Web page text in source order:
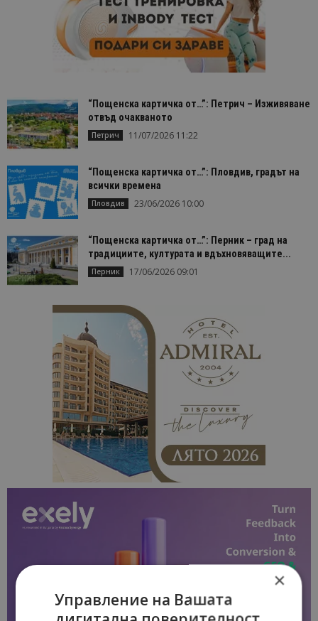
“Пощенска картичка от…”: Петрич – Изживяване
отвъд очакваното
Петрич 11/07/2026 11:22
“Пощенска картичка от…”: Пловдив, градът на
всички времена
Пловдив 23/06/2026 10:00
“Пощенска картичка от…”: Перник – град на
традициите, културата и вдъхновяващите...
Перник 17/06/2026 09:01
×
Управление на Вашата